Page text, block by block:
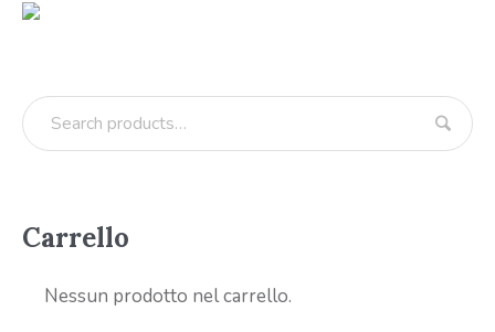
Carrello
Nessun prodotto nel carrello.